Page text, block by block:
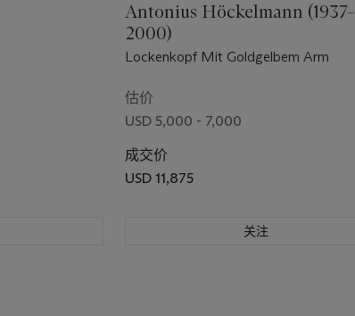
Antonius Höckelmann (1937–
2000)
Lockenkopf Mit Goldgelbem Arm
估价
USD 5,000 - 7,000
成交价
USD 11,875
关注